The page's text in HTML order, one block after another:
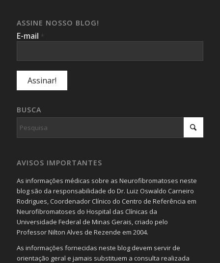
ASSINE NOSSO BLOG!
E-mail *
BUSCA
AVISOS IMPORTANTES
As informações médicas sobre as Neurofibromatoses neste
blog são da responsabilidade do Dr. Luiz Oswaldo Carneiro
Rodrigues, Coordenador Clínico do Centro de Referência em
Neurofibromatoses do Hospital das Clínicas da
Universidade Federal de Minas Gerais, criado pelo
Professor Nilton Alves de Rezende em 2004.
As informações fornecidas neste blog devem servir de
orientação geral e jamais substituem a consulta realizada